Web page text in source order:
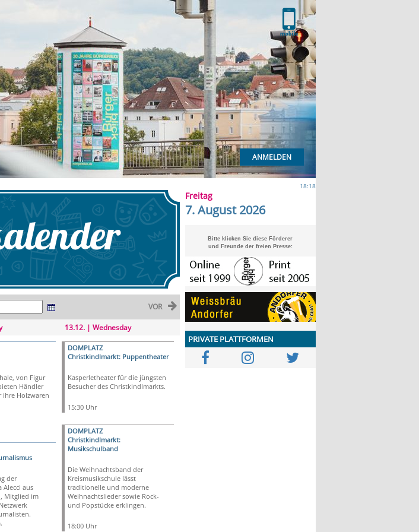
ANMELDEN
VOR
von Figur
Händler
ihre Holzwaren
der
Alecci aus
Mitglied im
13.12. | Wednesday
DOMPLATZ
Christkindlmarkt: Puppentheater
Kasperletheater für die jüngsten
Besucher des Christkindlmarkts.
15:30 Uhr
DOMPLATZ
Christkindlmarkt:
Musikschulband
Die Weihnachtsband der
Kreismusikschule lässt
traditionelle und moderne
Weihnachtslieder sowie Rock-
und Popstücke erklingen.
18:00 Uhr
18:18
Freitag
7. August 2026
Bitte klicken Sie diese Förderer
und Freunde der freien Presse:
PRIVATE PLATTFORMEN